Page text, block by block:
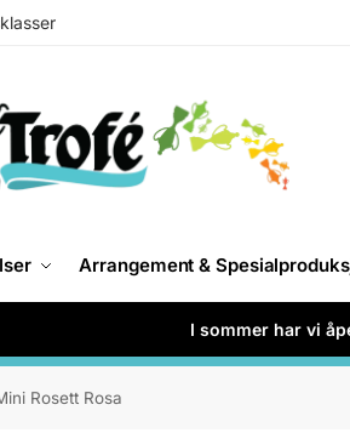
Arrangement &
I sommer har vi
Rosett Rosa